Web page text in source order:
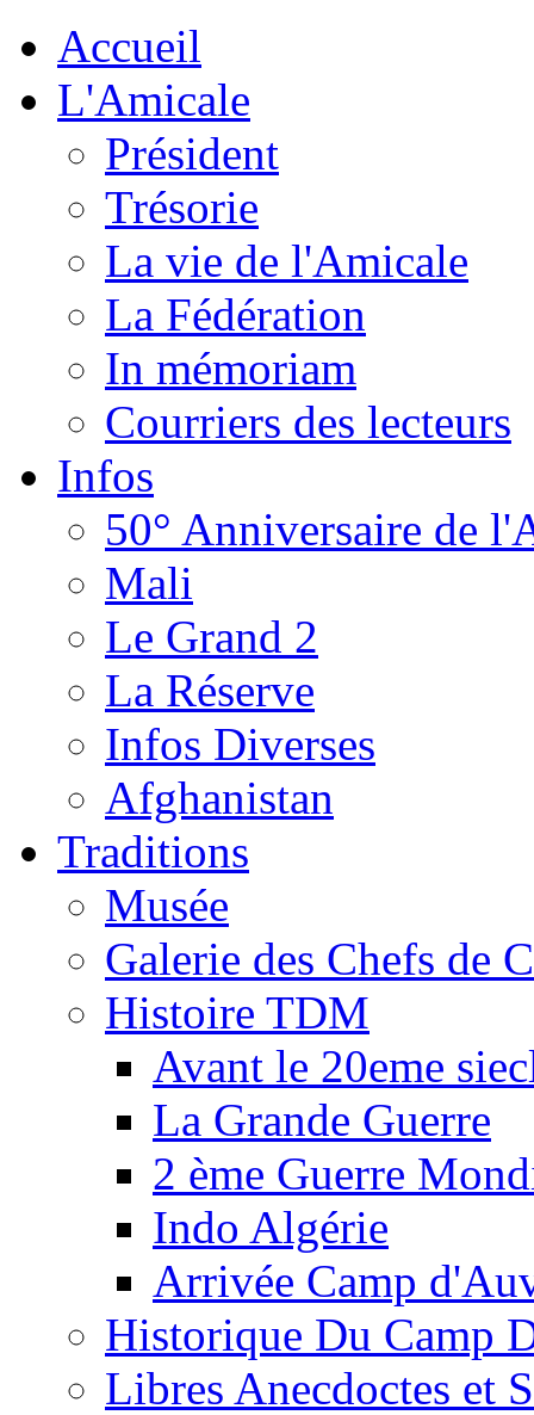
Accueil
L'Amicale
Président
Trésorie
La vie de l'Amicale
La Fédération
In mémoriam
Courriers des lecteurs
Infos
50° Anniversaire de
Mali
Le Grand 2
La Réserve
Infos Diverses
Afghanistan
Traditions
Musée
Galerie des Chefs de
Histoire TDM
Avant le 20eme
La Grande Guerre
2 ème Guerre
Indo Algérie
Arrivée Camp
Historique Du Camp
Libres Anecdoctes et